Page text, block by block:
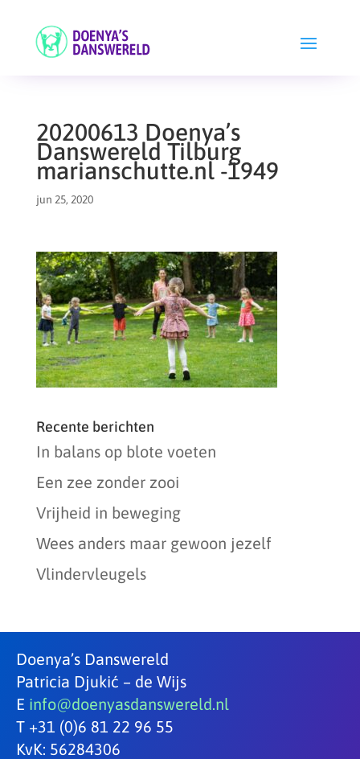
20200613 Doenya’s
Danswereld Tilburg
marianschutte.nl -1949
jun 25, 2020
Recente berichten
In balans op blote voeten
Een zee zonder zooi
Vrijheid in beweging
Wees anders maar gewoon jezelf
Vlindervleugels
Doenya’s Danswereld
Patricia Djukić – de Wijs
E info@doenyasdanswereld.nl
T +31 (0)6 81 22 96 55
KvK: 56284306